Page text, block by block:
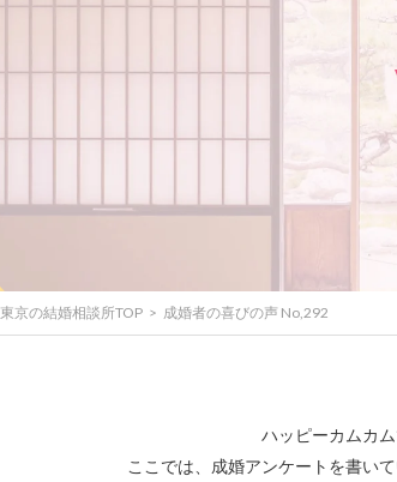
東京の結婚相談所TOP 成婚者の喜びの声 No,292
ハッピーカムカ
ここでは、成婚アンケートを書い